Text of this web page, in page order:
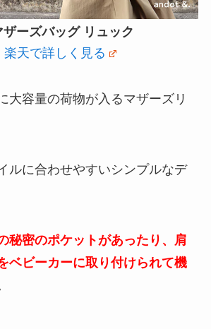
ザーズバッグ リュック
楽天で詳しく見る
大容量の荷物が入るマザーズリ
ルに合わせやすいシンプルなデ
秘密のポケットがあったり、肩
ベビーカーに取り付けられて機